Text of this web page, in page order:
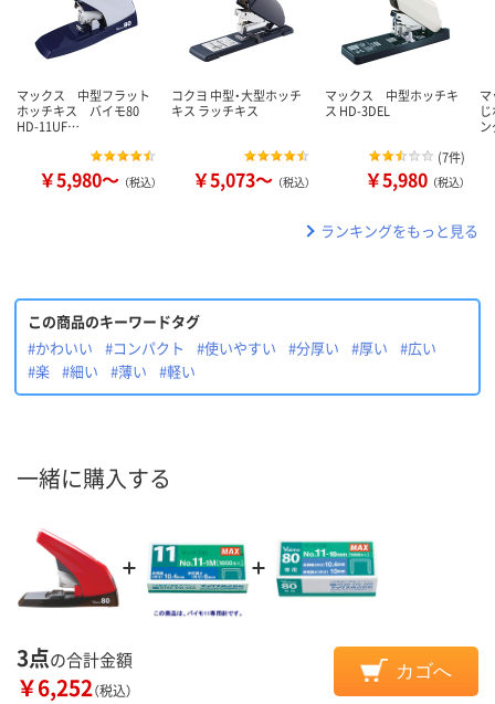
マックス 中型フラット
ホッチキス バイモ80
HD-11UF…
￥5,980～ （税込）
コクヨ 中型・大型ホッチ
キス ラッチキス
￥5,073～ （税込）
マックス 中型ホッチキ
ス HD-3DEL
(7件)
￥5,980 （税込）
ランキングをもっと見る
この商品のキーワードタグ
#かわいい
#コンパクト #使いやすい #分厚い #厚い
#広い
#楽 #細い #薄い #軽い
一緒に購入する
3点の合計金額
￥6,252（税込）
カゴへ